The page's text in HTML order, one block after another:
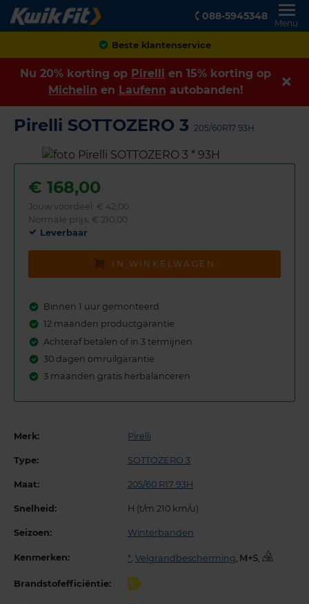
088-5945348
Menu
Achteraf betalen
Nu 20% korting op Pirelli en 15% korting op
Michelin en Laufenn autobanden!
Pirelli SOTTOZERO 3 205/60R17 93H
€ 168,00
Jouw voordeel: € 42,00
Normale prijs: € 210,00
Leverbaar
IN WINKELWAGEN
Binnen 1 uur gemonteerd
12 maanden productgarantie
Achteraf betalen of in 3 termijnen
30 dagen omruilgarantie
3 maanden gratis herbalanceren
Merk: Pirelli
Type: SOTTOZERO 3
Maat: 205/60 R17 93H
Snelheid: H (t/m 210 km/u)
Seizoen: Winterbanden
Kenmerken: * Velgrandbescherming ,
Brandstofefficiëntie: C